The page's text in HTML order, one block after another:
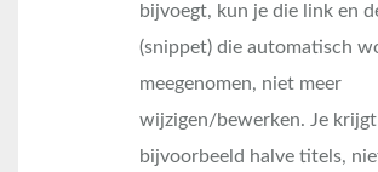
bijvoegt, kun je die link en
(snippet) die automatisch
meegenomen, niet meer
wijzigen/bewerken. Je
bijvoorbeeld halve titels,